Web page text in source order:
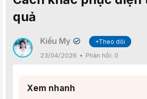
quả
Kiều My ✔
+Theo dõi
23/04/2026
Phản hồi: 0
Xem nhanh